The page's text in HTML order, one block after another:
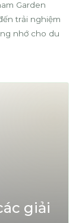
Garden
trải nghiệm
nhớ cho du
giải